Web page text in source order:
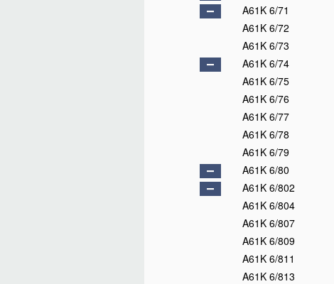
A61K 6/71
A61K 6/72
A61K 6/73
A61K 6/74
A61K 6/75
A61K 6/76
A61K 6/77
A61K 6/78
A61K 6/79
A61K 6/80
A61K 6/802
A61K 6/804
A61K 6/807
A61K 6/809
A61K 6/811
A61K 6/813